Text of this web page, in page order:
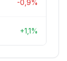
-0,9%
+1,1%